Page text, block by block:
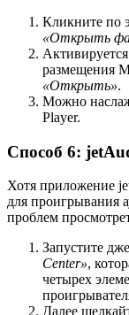
Кликните по
«Открыть
размещения
«Открыть».
Можно
Player.
Способ 6:
Хотя приложение
для проигрывания
проблем
Запустите
Center»,
четырех
Далее